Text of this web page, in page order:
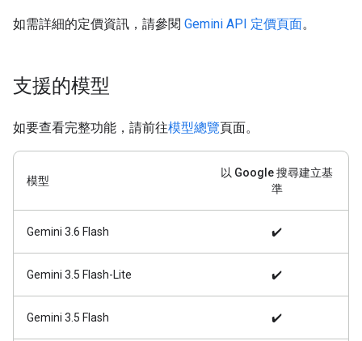
如需詳細的定價資訊，請參閱 Gemini API 定價頁面。
支援的模型
如要查看完整功能，請前往模型總覽頁面。
模型
以 Google 搜尋建立基
準
Gemini 3.6 Flash ✔️
Gemini 3.5 Flash-Lite ✔️
Gemini 3.5 Flash ✔️